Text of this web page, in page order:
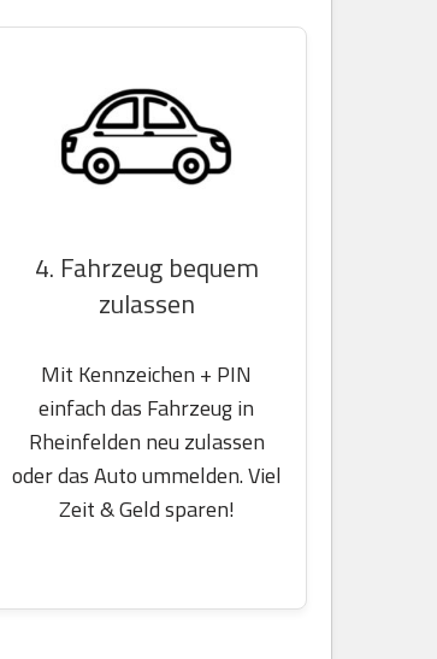
4. Fahrzeug bequem
zulassen
Mit Kennzeichen + PIN
einfach das Fahrzeug in
Rheinfelden neu zulassen
oder das Auto ummelden. Viel
Zeit & Geld sparen!